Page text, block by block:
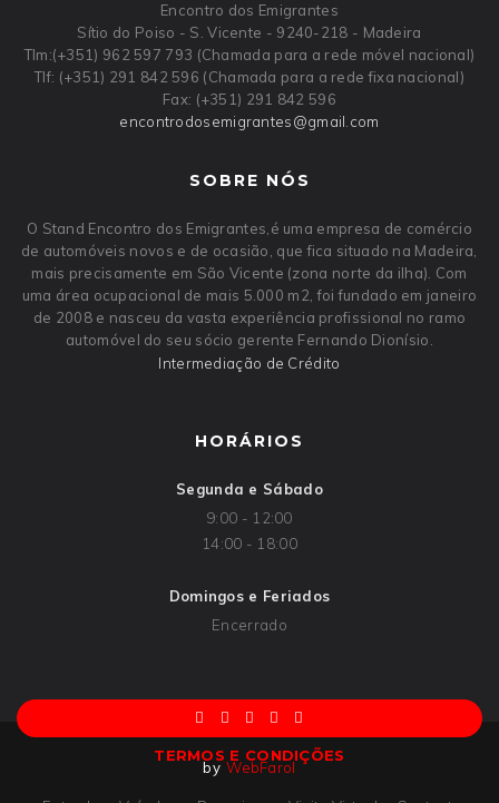
Encontro dos Emigrantes
Sítio do Poiso - S. Vicente - 9240-218 - Madeira
Tlm:(+351) 962 597 793 (Chamada para a rede móvel nacional)
Tlf: (+351) 291 842 596 (Chamada para a rede fixa nacional)
Fax: (+351) 291 842 596
encontrodosemigrantes@gmail.com
SOBRE NÓS
O Stand Encontro dos Emigrantes,é uma empresa de comércio
de automóveis novos e de ocasião, que fica situado na Madeira,
mais precisamente em São Vicente (zona norte da ilha). Com
uma área ocupacional de mais 5.000 m2, foi fundado em janeiro
de 2008 e nasceu da vasta experiência profissional no ramo
automóvel do seu sócio gerente Fernando Dionísio.
Intermediação de Crédito
HORÁRIOS
Segunda e Sábado
9:00 - 12:00
14:00 - 18:00
Domingos e Feriados
Encerrado
TERMOS E CONDIÇÕES
byWebFarol